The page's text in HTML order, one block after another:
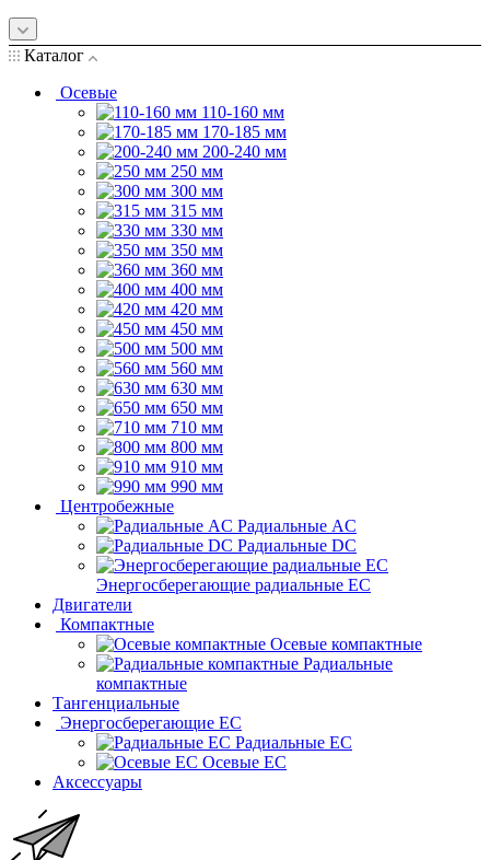
Каталог
Осевые
110-160 мм
170-185 мм
200-240 мм
250 мм
300 мм
315 мм
330 мм
350 мм
360 мм
400 мм
420 мм
450 мм
500 мм
560 мм
630 мм
650 мм
710 мм
800 мм
910 мм
990 мм
Центробежные
Радиальные AC
Радиальные DC
Энергосберегающие радиальные EC
Двигатели
Компактные
Осевые компактные
Радиальные
компактные
Тангенциальные
Энергосберегающие EC
Радиальные EC
Осевые EC
Аксессуары